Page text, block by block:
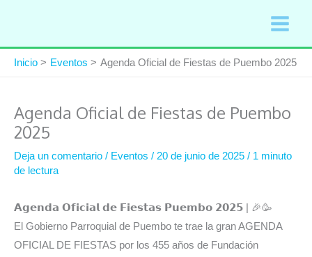
contenido
Inicio
Eventos Agenda Oficial de Fiestas de Puembo 2025
Agenda Oficial de Fiestas de Puembo
2025
Deja un comentario / Eventos / 20 de junio de 2025 / 1 minuto
de lectura
𝗔𝗴𝗲𝗻𝗱𝗮 𝗢𝗳𝗶𝗰𝗶𝗮𝗹 𝗱𝗲 𝗙𝗶𝗲𝘀𝘁𝗮𝘀 𝗣𝘂𝗲𝗺𝗯𝗼 𝟮𝟬𝟮𝟱 | 🎉🥳
El Gobierno Parroquial de Puembo te trae la gran AGENDA
OFICIAL DE FIESTAS por los 455 años de Fundación